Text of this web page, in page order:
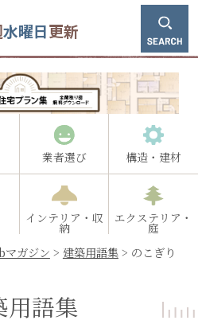
水曜日更新
業者選び 構造・建材
インテリア・収
納
エクステリア・
庭
マガジン > 建築用語集> のこぎり
用語集